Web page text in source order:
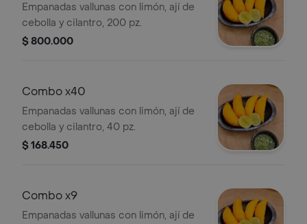
Empanadas vallunas con limón, ají de
cebolla y cilantro, 200 pz.
$ 800.000
Combo x40
Empanadas vallunas con limón, ají de
cebolla y cilantro, 40 pz.
$ 168.450
Combo x9
Empanadas vallunas con limón, ají de